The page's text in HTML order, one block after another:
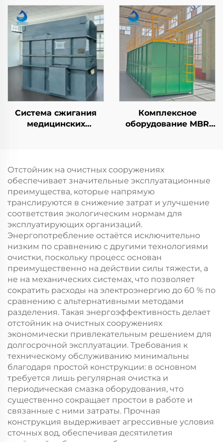
растворенного
воздуха в плавучесть,
комплектующие,
распределитель для
очистки сточных вод
растворённым
воздухом (DAF) для
очистки сточных вод
Система сжигания
медицинских
Комплексное
оборудование MBR
упакованная
установка
Отстойник на очистных сооружениях
обеспечивает значительные эксплуатационные
преимущества, которые напрямую
транслируются в снижение затрат и улучшение
соответствия экологическим нормам для
эксплуатирующих организаций.
Энергопотребление остаётся исключительно
низким по сравнению с другими технологиями
очистки, поскольку процесс основан
преимущественно на действии силы тяжести, а
не на механических системах, что позволяет
сократить расходы на электроэнергию до 60 % по
сравнению с альтернативными методами
разделения. Такая энергоэффективность делает
отстойник на очистных сооружениях
экономически привлекательным решением для
долгосрочной эксплуатации. Требования к
техническому обслуживанию минимальны
благодаря простой конструкции: в основном
требуется лишь регулярная очистка и
периодическая смазка оборудования, что
существенно сокращает простои в работе и
связанные с ними затраты. Прочная
конструкция выдерживает агрессивные условия
сточных вод, обеспечивая десятилетия